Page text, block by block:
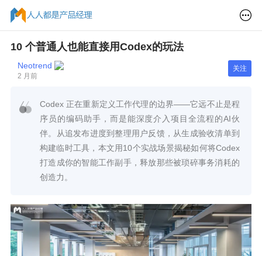
10 个普通人也能直接用Codex的玩法
Neotrend
2 月前
关注
Codex 正在重新定义工作代理的边界——它远不止是程
序员的编码助手，而是能深度介入项目全流程的AI伙
伴。从追发布进度到整理用户反馈，从生成验收清单到
构建临时工具，本文用10个实战场景揭秘如何将Codex
打造成你的智能工作副手，释放那些被琐碎事务消耗的
创造力。